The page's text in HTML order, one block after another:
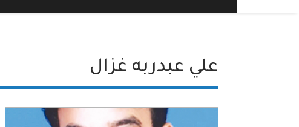
علي عبدربه غزال